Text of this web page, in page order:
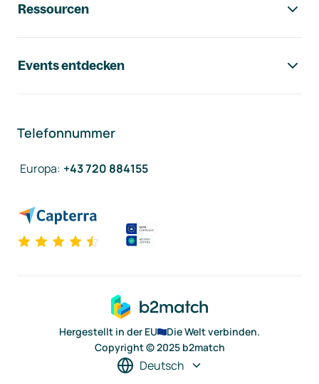
Ressourcen
Events entdecken
Telefonnummer
Europa: +43 720 884155
Hergestellt in der EU
Die Welt verbinden.
Copyright © 2025 b2match
Deutsch